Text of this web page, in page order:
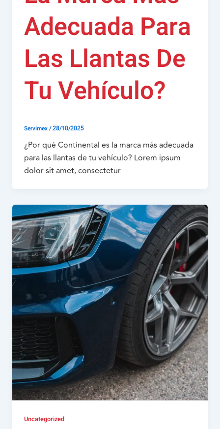
Adecuada Para
Las Llantas De
Tu Vehículo?
Servimex/28/10/2025
¿Por qué Continental es la marca más adecuada
para las llantas de tu vehículo? Lorem ipsum
dolor sit amet, consectetur
Uncategorized